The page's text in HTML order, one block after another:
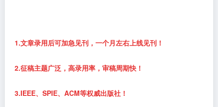
1.文章录用后可加急见刊，一个月左右上线见刊！
2.征稿主题广泛，高录用率，审稿周期快！
3.IEEE、SPIE、ACM等权威出版社！